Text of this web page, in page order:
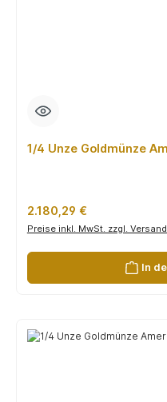
1/4 Unze Goldmünze
Regulärer Preis:
2.180,29 €
Preise inkl. MwSt. zzgl.
In